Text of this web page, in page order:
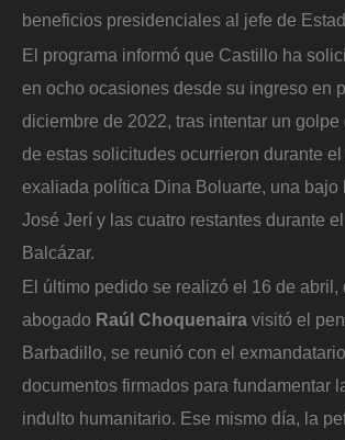
beneficios presidenciales al jefe de
El programa informó que Castillo ha
en ocho ocasiones desde su ingreso en
diciembre de 2022, tras intentar un golpe
de estas solicitudes ocurrieron durante
exaliada política Dina Boluarte, una bajo
José Jerí y las cuatro restantes durante
Balcázar.
El último pedido se realizó el 16 de abril,
abogado Raúl Choquenaira visitó el
Barbadillo, se reunió con el
documentos firmados para fundamentar
indulto humanitario. Ese mismo día, la